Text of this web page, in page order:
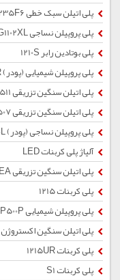
پلی اتیلن سبک خطی 235F6
پلی پروپیلن نساجی RG1102XL
پلی بوتادین رابر 1210S
پلی پروپیلن شیمیایی (پودر) EPD60R
پلی اتیلن سنگین تزریقی 60511
پلی اتیلن سنگین تزریقی 60507
پلی پروپیلن نساجی (پودر) HP510L
آلیاژ پلی کربنات LED
پلی اتیلن سنگین تزریقی 5030EA
پلی کربنات 1215
پلی پروپیلن شیمیایی HP500P
پلی اتیلن سنگین اکستروژن EX3-G
پلی کربنات 1215UR
پلی کربنات S1